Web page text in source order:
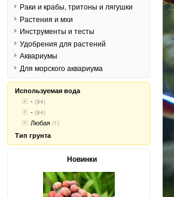
Раки и крабы, тритоны и лягушки
Растения и мхи
Инструменты и тесты
Удобрения для растений
Аквариумы
Для морского аквариума
Используемая вода
- (94)
- (94)
Любая (1)
Тип грунта
Новинки